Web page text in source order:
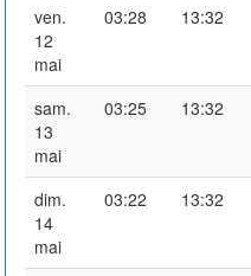
ven.
12
mai
03:28 13:32
sam.
13
mai
03:25 13:32
dim.
14
mai
03:22 13:32